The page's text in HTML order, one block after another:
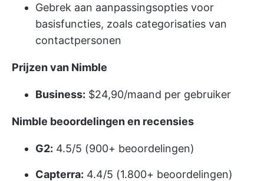
Gebrek aan aanpassingsopties voor
basisfuncties, zoals categorisaties van
contactpersonen
Prijzen van Nimble
Business: $24,90/maand per gebruiker
Nimble beoordelingen en recensies
G2: 4.5/5 (900+ beoordelingen)
Capterra: 4.4/5 (1.800+ beoordelingen)